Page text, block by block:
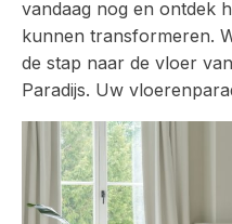
vandaag nog en ontdek
kunnen transformeren.
de stap naar de vloer
Paradijs. Uw